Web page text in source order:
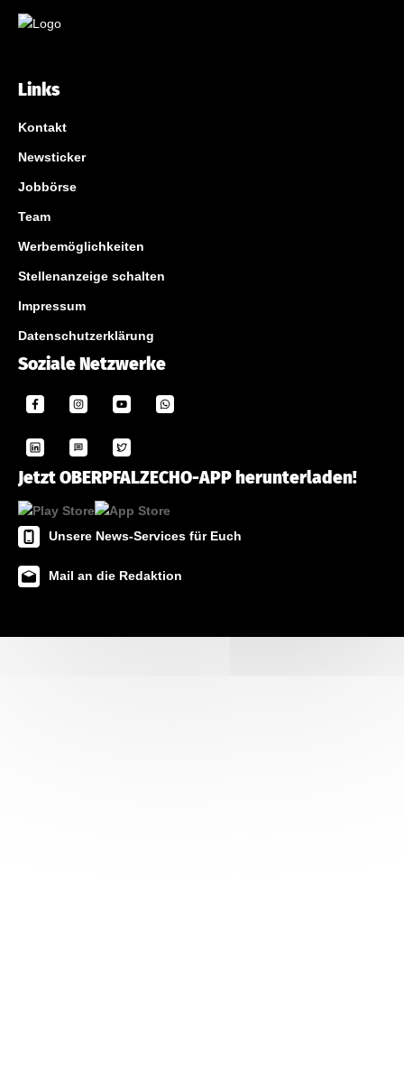
Links
Kontakt
Newsticker
Jobbörse
Team
Werbemöglichkeiten
Stellenanzeige schalten
Impressum
Datenschutzerklärung
Soziale Netzwerke
Jetzt OBERPFALZECHO-APP herunterladen!
Unsere News-Services für Euch
Mail an die Redaktion